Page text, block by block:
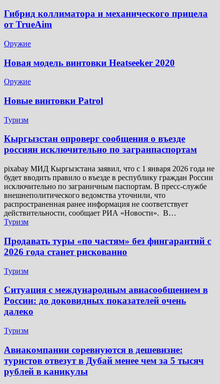
Гибрид коллиматора и механического прицела
от TrueAim
Оружие
Новая модель винтовки Heatseeker 2020
Оружие
Новые винтовки Patrol
Туризм
Кыргызстан опроверг сообщения о въезде
россиян исключительно по загранпаспортам
pixabay МИД Кыргызстана заявил, что с 1 января 2026 года не
будет вводить правило о въезде в республику граждан России
исключительно по заграничным паспортам. В пресс-службе
внешнеполитического ведомства уточнили, что
распространенная ранее информация не соответствует
действительности, сообщает РИА «Новости». В…
Туризм
Продавать туры «по частям» без фингарантий с
2026 года станет рискованно
Туризм
Ситуация с международным авиасообщением в
России: до доковидных показателей очень
далеко
Туризм
Авиакомпании соревнуются в дешевизне:
туристов отвезут в Дубай менее чем за 5 тысяч
рублей в каникулы